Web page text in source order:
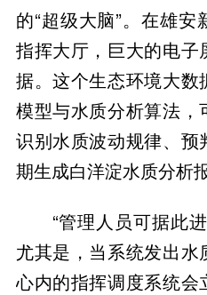
的“超级大脑”。在雄
指挥大厅，巨大的电
据。这个生态环境大
模型与水质分析算法，
识别水质波动规律、预
期生成白洋淀水质分析
“管理人员可据此
尤其是，当系统发出
心内的指挥调度系统会